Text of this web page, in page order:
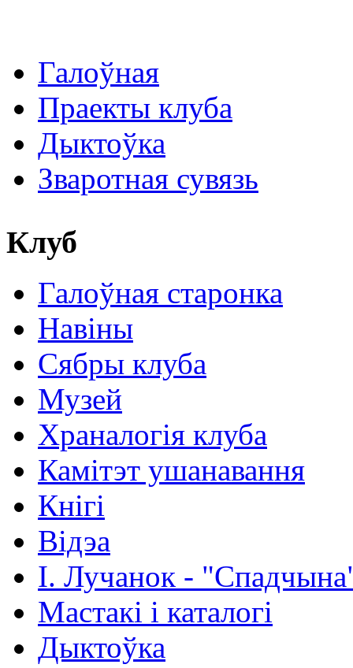
Галоўная
Праекты клуба
Дыктоўка
Зваротная сувязь
Клуб
Галоўная старонка
Навіны
Сябры клуба
Музей
Храналогія клуба
Камітэт ушанавання
Кнігі
Відэа
І. Лучанок -
Мастакі i каталогi
Дыктоўка